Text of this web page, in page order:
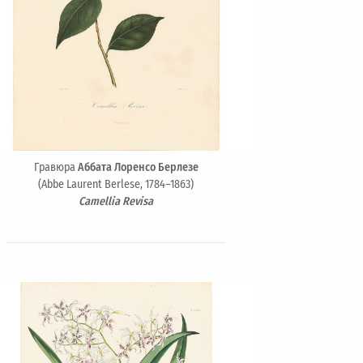
ГравюраАббата Лоренсо Берлезе
(Abbe Laurent Berlese, 1784–1863)
Camellia Revisa